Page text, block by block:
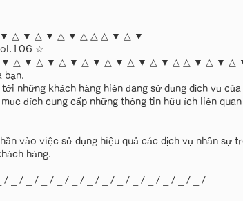
△ ▼ △ ▼ △ ▼ △ △ △ ▼ △ ▼
☆
▼ △ ▼ △ ▼ △ ▼ △ ▼ △ ▼ △ ▼ △ ▼ △ △ ▼ △ ▼
bạn.
những khách hàng hiện đang sử dụng dịch vụ
đích cung cấp những thông tin hữu ích liên
vào việc sử dụng hiệu quả các dịch vụ nhân sự
hàng.
/ _ / _ / _ / _ / _ / _ / _ / _ / _ / _ / _ / _ / _ /